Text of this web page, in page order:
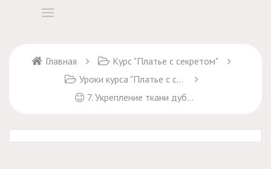
Главная
Курс "Платье с секретом"
Уроки курса "Платье с секретом"
7. Укрепление ткани дублерином